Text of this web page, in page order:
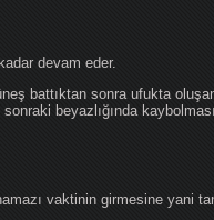
devam eder.
battıktan sonra ufukta oluşan
beyazlığında
vaktinin girmesine yani